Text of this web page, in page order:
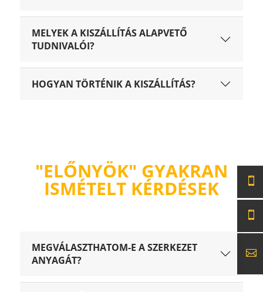
MELYEK A KISZÁLLÍTÁS ALAPVETŐ
TUDNIVALÓI?
HOGYAN TÖRTÉNIK A KISZÁLLÍTÁS?
"ELŐNYÖK" GYAKRAN
ISMÉTELT KÉRDÉSEK
MEGVÁLASZTHATOM-E A SZERKEZET
ANYAGÁT?